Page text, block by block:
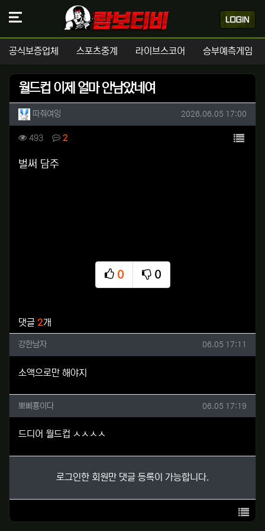
공식보증업체 스포츠중계 라이브스코어 승부예측게임
월드컵 이제 얼마 안남았네여
작성자 정보
따줘여잉 작성일
2026.06.05 17:00
컨텐츠 정보
493조회 2댓글 목록
본문
벌써 담주
0
추천
0
비추천
댓글 2개
강한남자님의 댓글
강한남자 작성일
06.05 17:11
소액으로만 해야지
뽀삐횽이다님의 댓글
뽀삐횽이다 작성일
06.05 17:19
드디어 월드컵 ㅅㅅㅅㅅ
로그인한 회원만 댓글 등록이 가능합니다.
목록